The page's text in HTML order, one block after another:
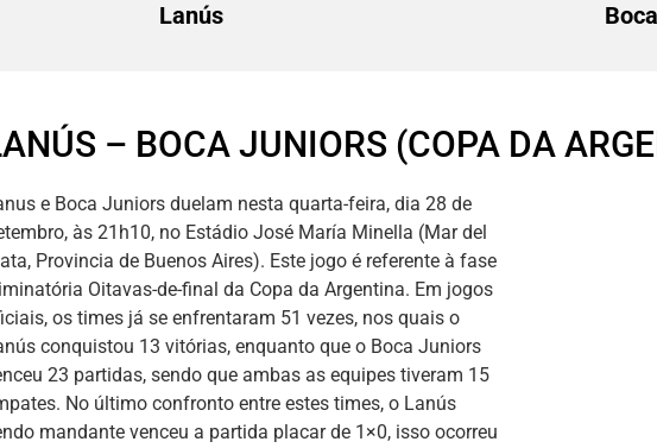
Lanús
– BOCA JUNIORS (COPA DA
e Boca Juniors duelam nesta quarta-feira, dia 28 de
às 21h10, no Estádio José María Minella (Mar del
Provincia de Buenos Aires). Este jogo é referente à fase
Oitavas-de-final da Copa da Argentina. Em jogos
os times já se enfrentaram 51 vezes, nos quais o
conquistou 13 vitórias, enquanto que o Boca Juniors
23 partidas, sendo que ambas as equipes tiveram 15
No último confronto entre estes times, o Lanús
mandante venceu a partida placar de 1×0, isso ocorreu